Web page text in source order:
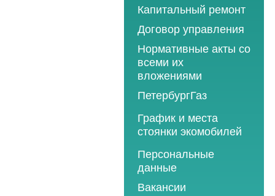
Программы
2013 год
2014 год
2015 год
2016 год
2017 год
2018 год
Капитальный ремонт
Договор управления
Нормативные акты со
всеми их
вложениями
ПетербургГаз
2018 год
2019 год
2020 год
2021 год
2022 год
График и места
стоянки экомобилей
2019 год
2020 год
2021 год
Персональные
данные
Вакансии